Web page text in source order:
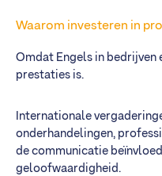
Waarom investeren in
Omdat Engels in
prestaties is.
Internationale
onderhandelingen,
de communicatie
geloofwaardigheid.